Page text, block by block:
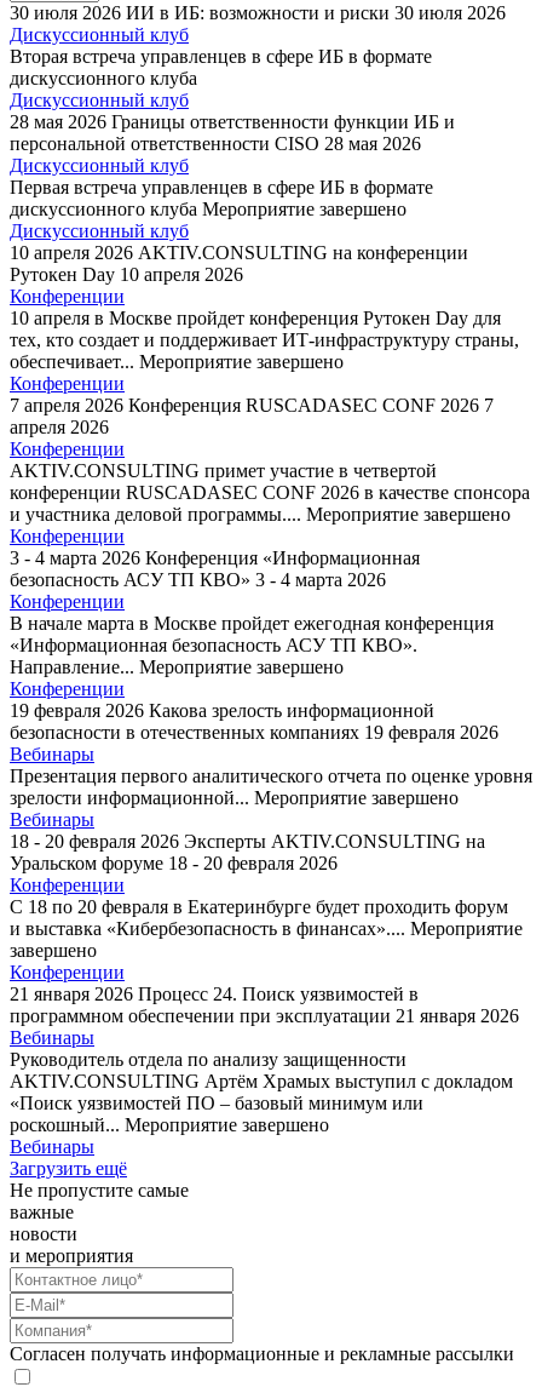
30 июля 2026 ИИ в ИБ: возможности и риски 30 июля 2026
Дискуссионный клуб
Вторая встреча управленцев в сфере ИБ в формате
дискуссионного клуба
Дискуссионный клуб
28 мая 2026 Границы ответственности функции ИБ и
персональной ответственности CISO 28 мая 2026
Дискуссионный клуб
Первая встреча управленцев в сфере ИБ в формате
дискуссионного клуба Мероприятие завершено
Дискуссионный клуб
10 апреля 2026 AKTIV.CONSULTING на конференции
Рутокен Day 10 апреля 2026
Конференции
10 апреля в Москве пройдет конференция Рутокен Day для
тех, кто создает и поддерживает ИТ-инфраструктуру страны,
обеспечивает... Мероприятие завершено
Конференции
7 апреля 2026 Конференция RUSCADASEC CONF 2026 7
апреля 2026
Конференции
AKTIV.CONSULTING примет участие в четвертой
конференции RUSCADASEC CONF 2026 в качестве спонсора
и участника деловой программы.... Мероприятие завершено
Конференции
3 - 4 марта 2026 Конференция «Информационная
безопасность АСУ ТП КВО» 3 - 4 марта 2026
Конференции
В начале марта в Москве пройдет ежегодная конференция
«Информационная безопасность АСУ ТП КВО».
Направление... Мероприятие завершено
Конференции
19 февраля 2026 Какова зрелость информационной
безопасности в отечественных компаниях 19 февраля 2026
Вебинары
Презентация первого аналитического отчета по оценке уровня
зрелости информационной... Мероприятие завершено
Вебинары
18 - 20 февраля 2026 Эксперты AKTIV.CONSULTING на
Уральском форуме 18 - 20 февраля 2026
Конференции
С 18 по 20 февраля в Екатеринбурге будет проходить форум
и выставка «Кибербезопасность в финансах».... Мероприятие
завершено
Конференции
21 января 2026 Процесс 24. Поиск уязвимостей в
программном обеспечении при эксплуатации 21 января 2026
Вебинары
Руководитель отдела по анализу защищенности
AKTIV.CONSULTING Артём Храмых выступил с докладом
«Поиск уязвимостей ПО – базовый минимум или
роскошный... Мероприятие завершено
Вебинары
Загрузить ещё
Не пропустите самые
важные
новости
и мероприятия
Согласен получать информационные и рекламные рассылки